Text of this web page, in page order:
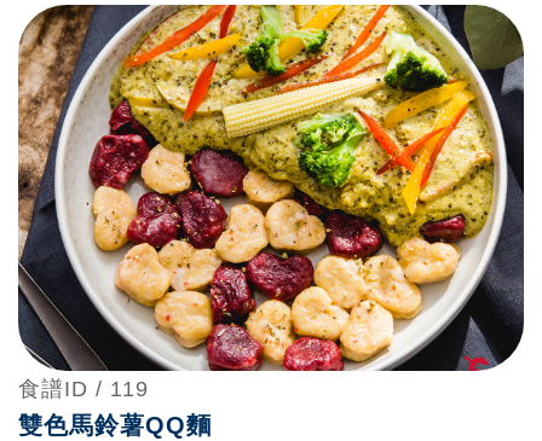
食譜ID / 119
雙色馬鈴薯QQ麵